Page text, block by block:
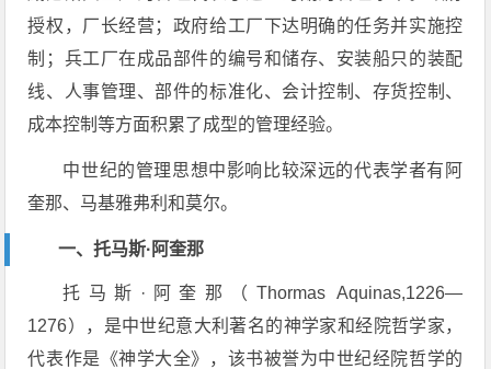
授权，厂长经营；政府给工厂下达明确的任务并实施控
制；兵工厂在成品部件的编号和储存、安装船只的装配
线、人事管理、部件的标准化、会计控制、存货控制、
成本控制等方面积累了成型的管理经验。
中世纪的管理思想中影响比较深远的代表学者有阿
奎那、马基雅弗利和莫尔。
一、托马斯·阿奎那
托马斯·阿奎那（Thormas Aquinas,1226—
1276），是中世纪意大利著名的神学家和经院哲学家，
代表作是《神学大全》，该书被誉为中世纪经院哲学的